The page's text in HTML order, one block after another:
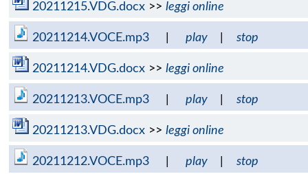
20211215.VDG.docx >> leggi online
20211214.VOCE.mp3 play stop
20211214.VDG.docx >> leggi online
20211213.VOCE.mp3 play stop
20211213.VDG.docx >> leggi online
20211212.VOCE.mp3 play stop